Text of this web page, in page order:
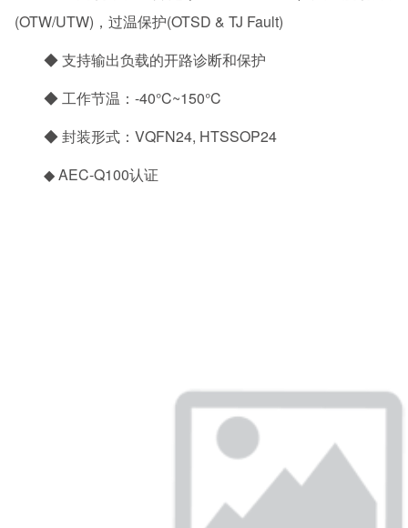
(OTW/UTW)，过温保护(OTSD & TJ Fault)
◆ 支持输出负载的开路诊断和保护
◆ 工作节温：-40°C~150°C
◆ 封装形式：VQFN24, HTSSOP24
◆ AEC-Q100认证